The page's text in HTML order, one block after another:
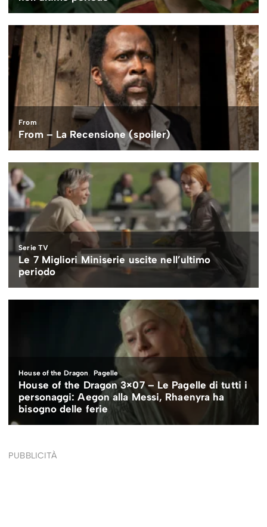
PUBBLICITÀ